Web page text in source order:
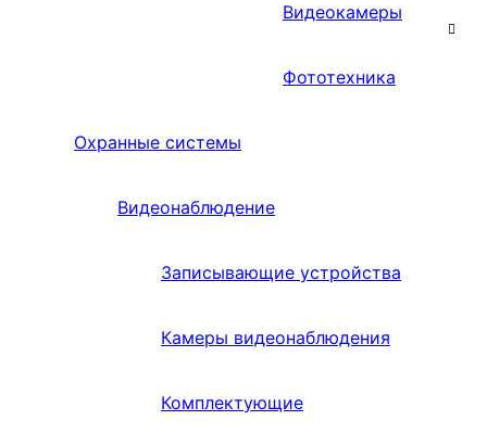
Видеокамеры
Фототехника
Охранные системы
Видеонаблюдение
Записывающие устройства
Камеры видеонаблюдения
Комплектующие